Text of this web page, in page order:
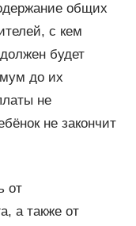
общих
с кем
будет
до их
не
не закончит
от
а также от